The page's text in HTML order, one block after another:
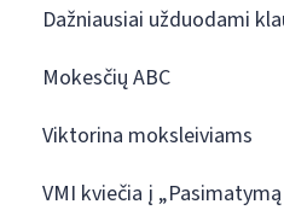
Dažniausiai užduodami
Mokesčių ABC
Viktorina moksleiviams
VMI kviečia į